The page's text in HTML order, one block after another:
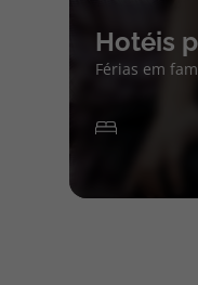
Hotéis
Férias em